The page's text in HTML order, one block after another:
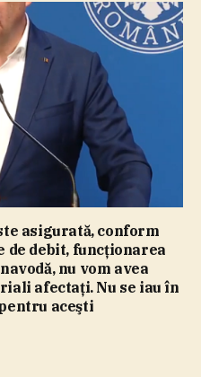
asigurată, conform
debit, funcţionarea
nu vom avea
afectaţi. Nu se iau în
aceşti